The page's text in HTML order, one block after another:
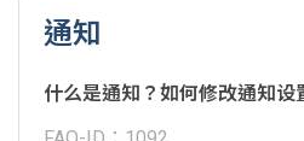
通知
什么是通知？如何修改通知设